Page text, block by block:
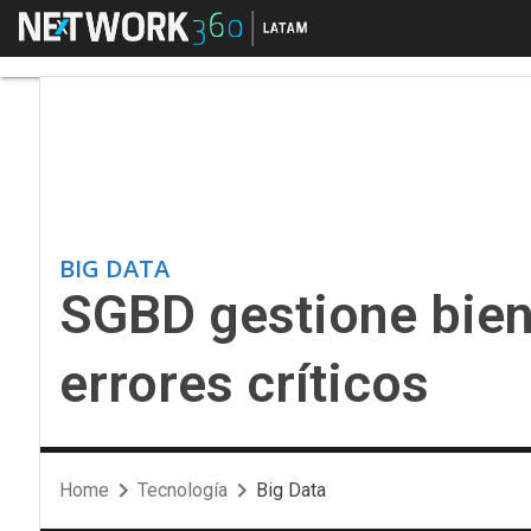
Menú
BIG DATA
SGBD gestione
errores críticos
Home Tecnología Big Data